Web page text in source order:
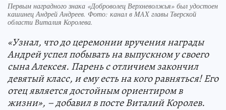
Первым наградного знака «Доброволец Верхневолжья» был удостоен
кашинец Андрей Андреев. Фото: канал в MAX главы Тверской
области Виталия Королева.
«Узнал, что до церемонии вручения награды
Андрей успел побывать на выпускном у своего
сына Алексея. Парень с отличием закончил
девятый класс, и ему есть на кого равняться! Его
отец является достойным ориентиром в
жизни», – добавил в посте Виталий Королев.